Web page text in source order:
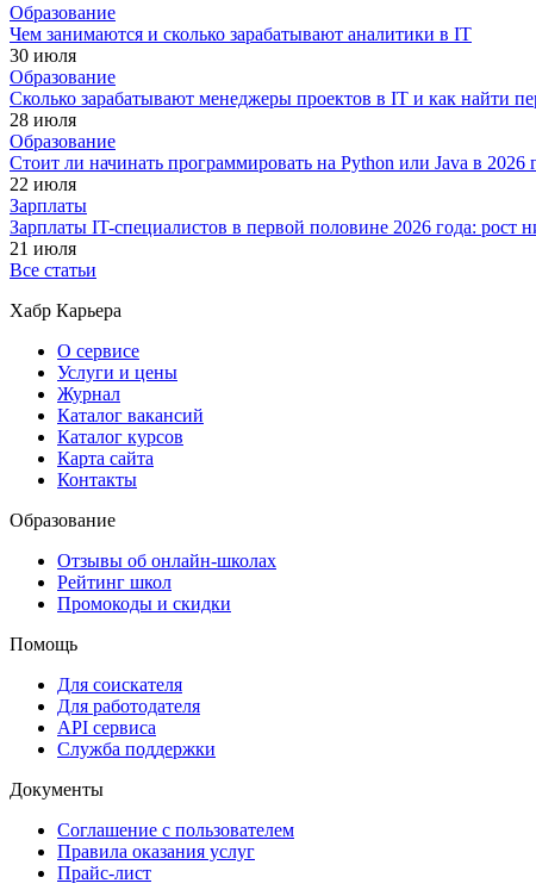
Образование
Чем занимаются и сколько зарабатывают аналитики в IT
30 июля
Образование
Сколько зарабатывают менеджеры проектов в IT и как найти
28 июля
Образование
Стоит ли начинать программировать на Python или Java в
22 июля
Зарплаты
Зарплаты IT-специалистов в первой половине 2026 года: рост
21 июля
Все статьи
Хабр Карьера
О сервисе
Услуги и цены
Журнал
Каталог вакансий
Каталог курсов
Карта сайта
Контакты
Образование
Отзывы об онлайн-школах
Рейтинг школ
Промокоды и скидки
Помощь
Для соискателя
Для работодателя
API сервиса
Служба поддержки
Документы
Соглашение с пользователем
Правила оказания услуг
Прайс-лист